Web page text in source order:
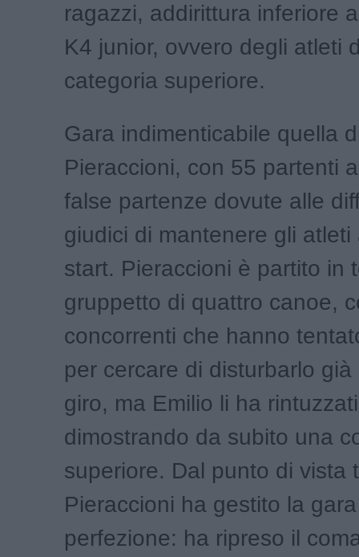
ragazzi, addirittura inferiore
K4 junior, ovvero degli atleti
categoria superiore.
Gara indimenticabile quella
Pieraccioni, con 55 partenti
false partenze dovute alle
giudici di mantenere gli atleti
start. Pieraccioni è partito in
gruppetto di quattro canoe,
concorrenti che hanno
per cercare di disturbarlo già
giro, ma Emilio li ha rintuzzati
dimostrando da subito una
superiore. Dal punto di vista
Pieraccioni ha gestito la
perfezione: ha ripreso il